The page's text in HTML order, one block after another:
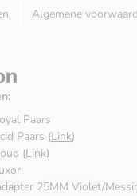
Algemene
Paars
Paars (Link)
(Link)
25MM Violet/